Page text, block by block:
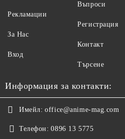
Рекламации
За Нас
Вход
Въпроси
Регистрация
Контакт
Търсене
Информация за контакти:
Имейл: office@anime-mag.com
Телефон: 0896 13 5775